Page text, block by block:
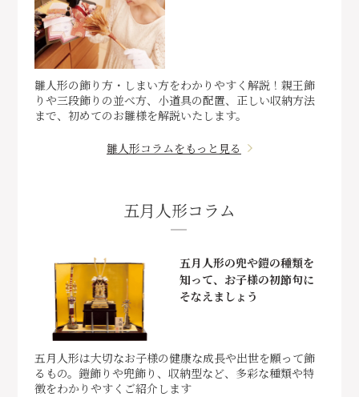
雛人形の飾り方・しまい方をわかりやすく解説！親王飾
りや三段飾りの並べ方、小道具の配置、正しい収納方法
まで、初めてのお雛様を解説いたします。
雛人形コラムをもっと見る
五月人形コラム
五月人形の兜や鎧の種類を
知って、お子様の初節句に
そなえましょう
五月人形は大切なお子様の健康な成長や出世を願って飾
るもの。鎧飾りや兜飾り、収納型など、多彩な種類や特
徴をわかりやすくご紹介します